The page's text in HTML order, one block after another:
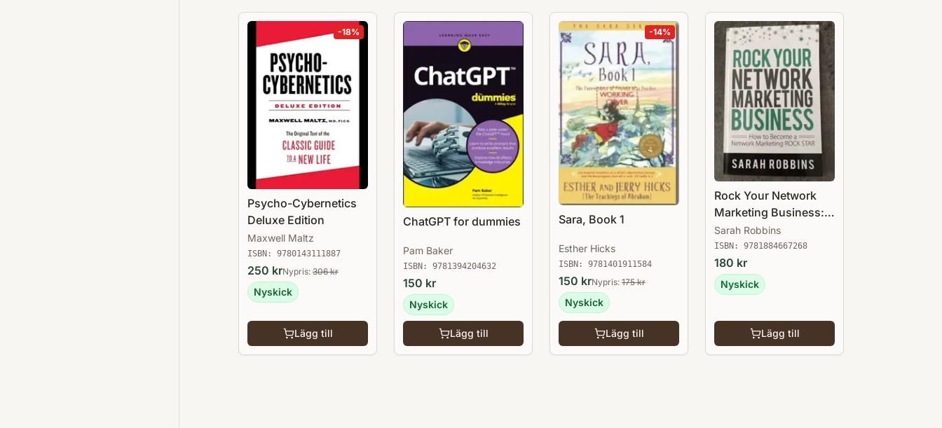
-18%
Psycho-Cybernetics
Deluxe Edition
Maxwell Maltz
ISBN: 9780143111887
250 krNypris: 306kr
Nyskick
Lägg till
ChatGPT for dummies
Pam Baker
ISBN: 9781394204632
150 kr
Nyskick
Lägg till
-14%
Sara, Book 1
Esther Hicks
ISBN: 9781401911584
150 krNypris: 175kr
Nyskick
Lägg till
Rock Your Network
Marketing Business:
How to Become a
Network Marketing
Rock Star
Sarah Robbins
ISBN: 9781884667268
180 kr
Nyskick
Lägg till